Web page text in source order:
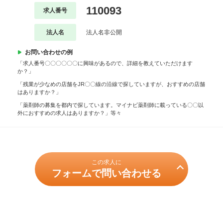
求人番号 110093
法人名 法人名非公開
お問い合わせの例
「求人番号〇〇〇〇〇〇に興味があるので、詳細を教えていただけます
か？」
「残業が少なめの店舗をJR〇〇線の沿線で探していますが、おすすめの店舗
はありますか？」
「薬剤師の募集を都内で探しています。マイナビ薬剤師に載っている〇〇以
外におすすめの求人はありますか？」等々
この求人に
フォームで問い合わせる